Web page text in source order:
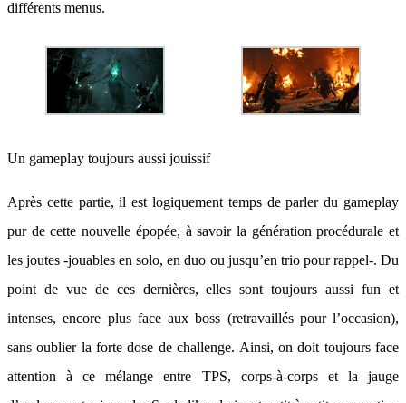
différents menus.
Un gameplay toujours aussi jouissif
Après cette partie, il est logiquement temps de parler du gameplay
pur de cette nouvelle épopée, à savoir la génération procédurale et
les joutes -jouables en solo, en duo ou jusqu’en trio pour rappel-. Du
point de vue de ces dernières, elles sont toujours aussi fun et
intenses, encore plus face aux boss (retravaillés pour l’occasion),
sans oublier la forte dose de challenge. Ainsi, on doit toujours face
attention à ce mélange entre TPS, corps-à-corps et la jauge